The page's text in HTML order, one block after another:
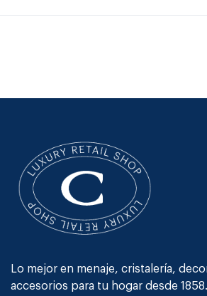
Lo mejor en menaje, cristalería,
accesorios para tu hogar desde 1858.